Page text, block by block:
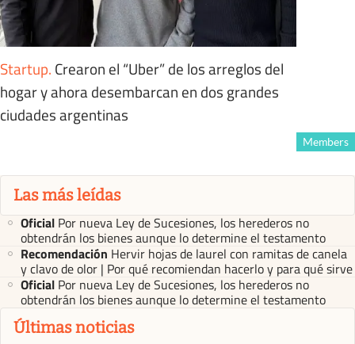
Startup. Crearon el “Uber” de los arreglos del
hogar y ahora desembarcan en dos grandes
ciudades argentinas
Members
Las más leídas
Oficial Por nueva Ley de Sucesiones, los herederos no
obtendrán los bienes aunque lo determine el testamento
Recomendación Hervir hojas de laurel con ramitas de canela
y clavo de olor | Por qué recomiendan hacerlo y para qué sirve
Oficial Por nueva Ley de Sucesiones, los herederos no
obtendrán los bienes aunque lo determine el testamento
Últimas noticias